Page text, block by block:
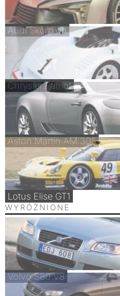
Audi Skorpion
Chrysler Patriot
Aston Martin AM 305
Lotus Elise GT1
WYRÓŻNIONE
Volvo S80 V8